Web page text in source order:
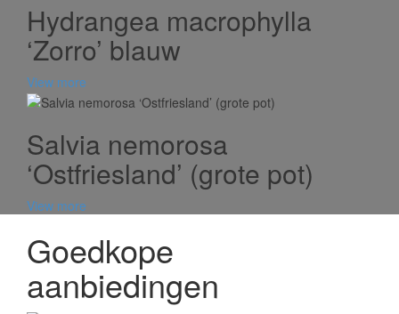
Hydrangea macrophylla
‘Zorro’ blauw
View more
Salvia nemorosa
‘Ostfriesland’ (grote pot)
View more
Goedkope
aanbiedingen